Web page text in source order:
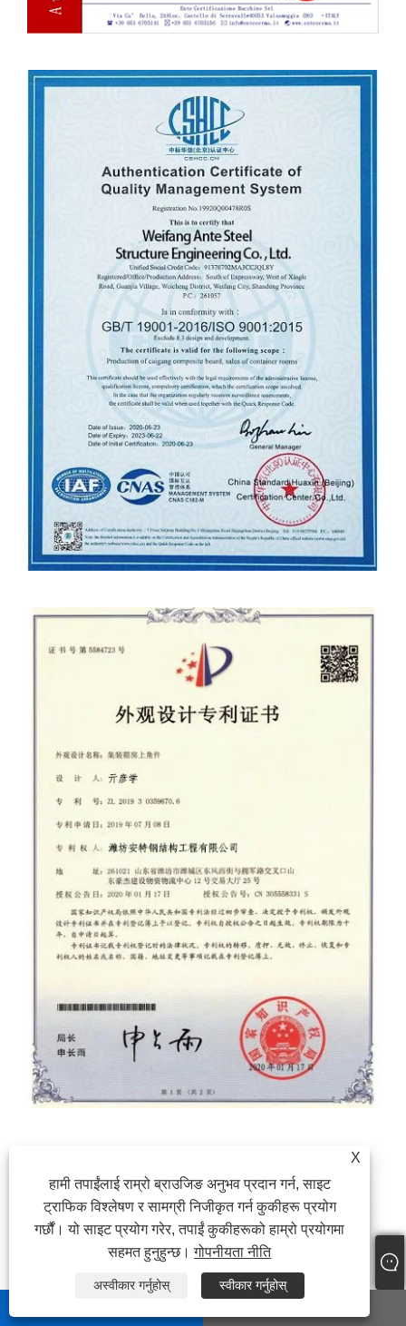
X
हामी तपाईंलाई राम्रो ब्राउजिङ अनुभव प्रदान गर्न, साइट
ट्राफिक विश्लेषण र सामग्री निजीकृत गर्न कुकीहरू प्रयोग
गर्छौं। यो साइट प्रयोग गरेर, तपाईं कुकीहरूको हाम्रो प्रयोगमा
सहमत हुनुहुन्छ।गोपनीयता नीति
अस्वीकार गर्नुहोस् स्वीकार गर्नुहोस्